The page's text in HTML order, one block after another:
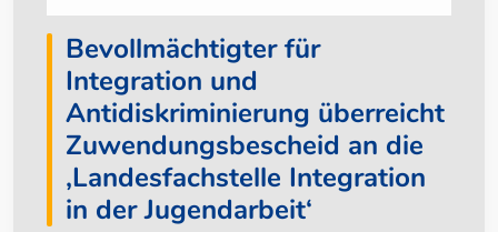
Bevollmächtigter für
Integration und
Antidiskriminierung überreicht
Zuwendungsbescheid an die
‚Landesfachstelle Integration
in der Jugendarbeit‘